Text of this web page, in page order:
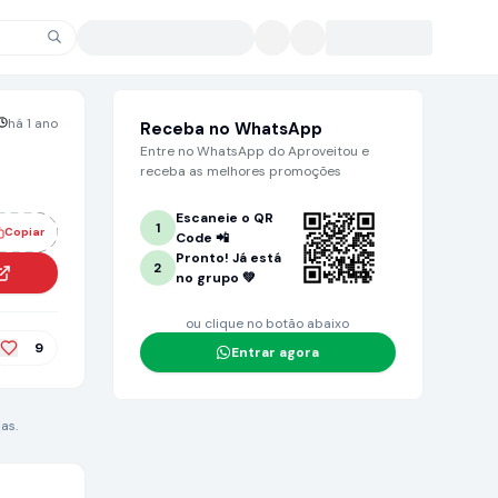
há 1 ano
Copiar
9
Receba no WhatsApp
Entre no WhatsApp do Aproveitou e
receba as melhores promoções
1
Escaneie o QR
Code 📲
2
Pronto! Já está
no grupo 💚
ou clique no botão abaixo
Entrar agora